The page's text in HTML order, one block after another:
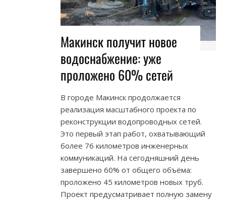
Макинск получит новое
водоснабжение: уже
проложено 60% сетей
В городе Макинск продолжается
реализация масштабного проекта по
реконструкции водопроводных сетей.
Это первый этап работ, охватывающий
более 76 километров инженерных
коммуникаций. На сегодняшний день
завершено 60% от общего объёма:
проложено 45 километров новых труб.
Проект предусматривает полную замену